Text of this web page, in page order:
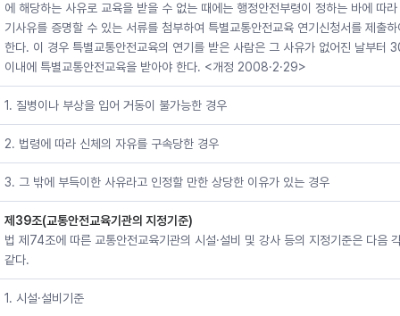
에 해당하는 사유로 교육을 받을 수 없는 때에는 행정안전부령이 정하는 바에 따
기사유를 증명할 수 있는 서류를 첨부하여 특별교통안전교육 연기신청서를 제출하
한다. 이 경우 특별교통안전교육의 연기를 받은 사람은 그 사유가 없어진 날부터
이내에 특별교통안전교육을 받아야 한다. <개정 2008·2·29>
1. 질병이나 부상을 입어 거동이 불가능한 경우
2. 법령에 따라 신체의 자유를 구속당한 경우
3. 그 밖에 부득이한 사유라고 인정할 만한 상당한 이유가 있는 경우
제39조(교통안전교육기관의 지정기준)
법 제74조에 따른 교통안전교육기관의 시설·설비 및 강사 등의 지정기준은 다음
같다.
1. 시설·설비기준